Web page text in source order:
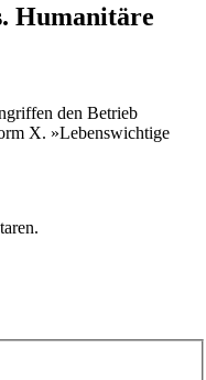
Humanitäre
den Betrieb
X. »Lebenswichtige